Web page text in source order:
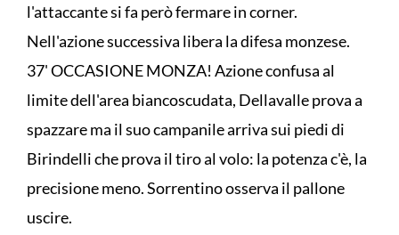
l'attaccante si fa però fermare in corner.
Nell'azione successiva libera la difesa monzese.
37' OCCASIONE MONZA! Azione confusa al
limite dell'area biancoscudata, Dellavalle prova a
spazzare ma il suo campanile arriva sui piedi di
Birindelli che prova il tiro al volo: la potenza c'è, la
precisione meno. Sorrentino osserva il pallone
uscire.